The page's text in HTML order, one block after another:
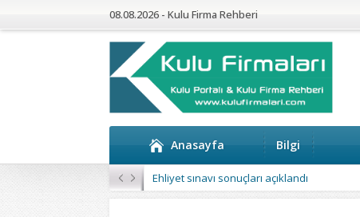
08.08.2026 - Kulu Firma Rehberi
Anasayfa Bilgi
Ehliyet sınavı sonuçları açıklandı